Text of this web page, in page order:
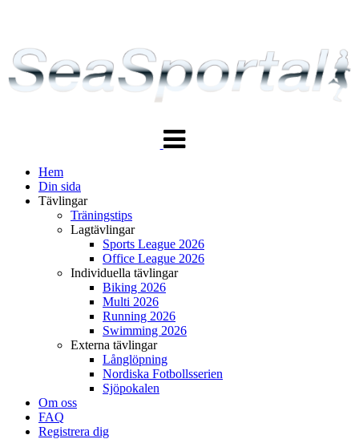
navigering
Hem
Din sida
Tävlingar
Träningstips
Lagtävlingar
Sports League 2026
Office League 2026
Individuella tävlingar
Biking 2026
Multi 2026
Running 2026
Swimming 2026
Externa tävlingar
Långlöpning
Nordiska Fotbollsserien
Sjöpokalen
Om oss
FAQ
Registrera dig